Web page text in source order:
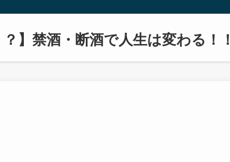
？】禁酒・断酒で人生は変わる！！